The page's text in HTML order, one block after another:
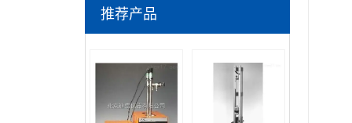
推荐产品